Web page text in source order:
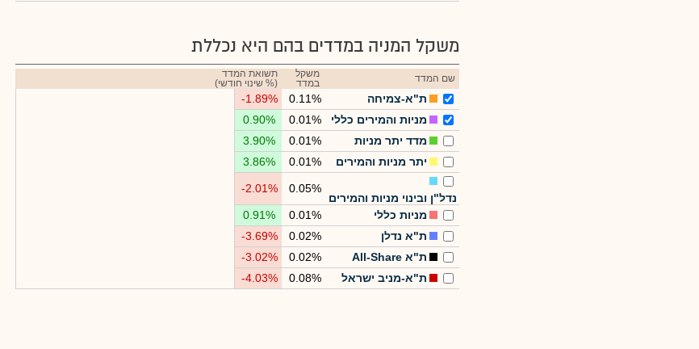
משקל המניה במדדים בהם היא נכללת
שם המדד
משקל
במדד
תשואת המדד
(% שינוי חודשי)
ת"א-צמיחה 0.11%
-1.89%
מניות והמירים כללי
0.01%
0.90%
מדד יתר מניות
0.01%
3.90%
יתר מניות והמירים
0.01%
3.86%
נדל"ן ובינוי מניות והמירים
0.05%
-2.01%
מניות כללי 0.01%
0.91%
ת"א נדלן
0.02%
-3.69%
ת"א All-Share
0.02%
-3.02%
ת"א-מניב ישראל
0.08%
-4.03%